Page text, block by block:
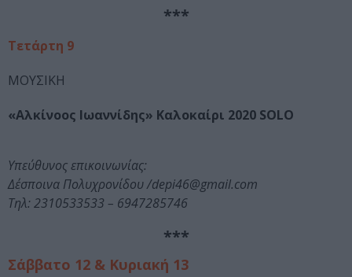
***
Τετάρτη 9
ΜΟΥΣΙΚΗ
«Αλκίνοος Ιωαννίδης» Καλοκαίρι 2020 SOLO
Υπεύθυνος επικοινωνίας:
Δέσποινα Πολυχρονίδου /depi46@gmail.com
Τηλ: 2310533533 – 6947285746
***
Σάββατο 12 & Κυριακή 13